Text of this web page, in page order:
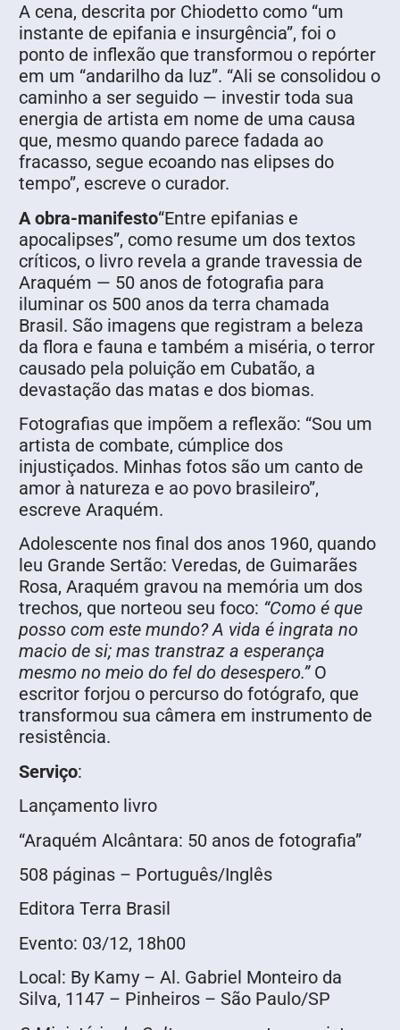
A cena, descrita por Chiodetto como “um
instante de epifania e insurgência”, foi o
ponto de inflexão que transformou o repórter
em um “andarilho da luz”. “Ali se consolidou o
caminho a ser seguido — investir toda sua
energia de artista em nome de uma causa
que, mesmo quando parece fadada ao
fracasso, segue ecoando nas elipses do
tempo”, escreve o curador.
A obra-manifesto“Entre epifanias e
apocalipses”, como resume um dos textos
críticos, o livro revela a grande travessia de
Araquém — 50 anos de fotografia para
iluminar os 500 anos da terra chamada
Brasil. São imagens que registram a beleza
da flora e fauna e também a miséria, o terror
causado pela poluição em Cubatão, a
devastação das matas e dos biomas.
Fotografias que impõem a reflexão: “Sou um
artista de combate, cúmplice dos
injustiçados. Minhas fotos são um canto de
amor à natureza e ao povo brasileiro”,
escreve Araquém.
Adolescente nos final dos anos 1960, quando
leu Grande Sertão: Veredas, de Guimarães
Rosa, Araquém gravou na memória um dos
trechos, que norteou seu foco: “Como é que
posso com este mundo? A vida é ingrata no
macio de si; mas transtraz a esperança
mesmo no meio do fel do desespero.”O
escritor forjou o percurso do fotógrafo, que
transformou sua câmera em instrumento de
resistência.
Serviço:
Lançamento livro
“Araquém Alcântara: 50 anos de fotografia”
508 páginas – Português/Inglês
Editora Terra Brasil
Evento: 03/12, 18h00
Local: By Kamy – Al. Gabriel Monteiro da
Silva, 1147 – Pinheiros – São Paulo/SP